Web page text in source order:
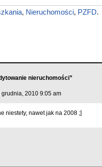
, Nieruchomości, PZFD.
nieruchomości”
grudnia, 2010 9:05 am
niestety, nawet jak na 2008 ;]